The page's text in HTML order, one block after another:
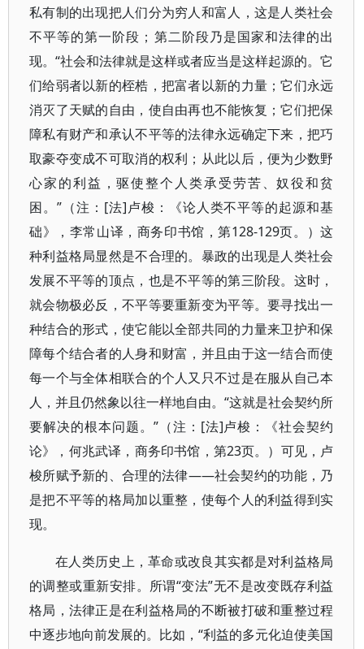
私有制的出现把人们分为穷人和富人，这是人类社会
不平等的第一阶段；第二阶段乃是国家和法律的出
现。“社会和法律就是这样或者应当是这样起源的。它
们给弱者以新的桎梏，把富者以新的力量；它们永远
消灭了天赋的自由，使自由再也不能恢复；它们把保
障私有财产和承认不平等的法律永远确定下来，把巧
取豪夺变成不可取消的权利；从此以后，便为少数野
心家的利益，驱使整个人类承受劳苦、奴役和贫
困。”（注：[法]卢梭：《论人类不平等的起源和基
础》，李常山译，商务印书馆，第128-129页。）这
种利益格局显然是不合理的。暴政的出现是人类社会
发展不平等的顶点，也是不平等的第三阶段。这时，
就会物极必反，不平等要重新变为平等。要寻找出一
种结合的形式，使它能以全部共同的力量来卫护和保
障每个结合者的人身和财富，并且由于这一结合而使
每一个与全体相联合的个人又只不过是在服从自己本
人，并且仍然象以往一样地自由。“这就是社会契约所
要解决的根本问题。”（注：[法]卢梭：《社会契约
论》，何兆武译，商务印书馆，第23页。）可见，卢
梭所赋予新的、合理的法律——社会契约的功能，乃
是把不平等的格局加以重整，使每个人的利益得到实
现。
在人类历史上，革命或改良其实都是对利益格局
的调整或重新安排。所谓“变法”无不是改变既存利益
格局，法律正是在利益格局的不断被打破和重整过程
中逐步地向前发展的。比如，“利益的多元化迫使美国